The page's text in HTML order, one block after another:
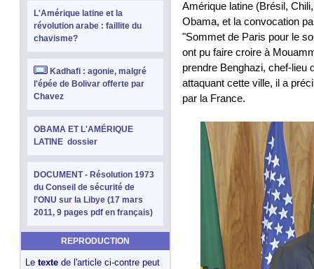
Amérique latine (Brésil,
Obama, et la convocation
"Sommet de Paris pour le
ont pu faire croire à
prendre Benghazi, chef-lieu
attaquant cette ville, il a
par la France.
L'Amérique latine et la
révolution arabe : faillite du
chavisme?
Kadhafi : agonie, malgré
l'épée de Bolivar offerte par
Chavez
OBAMA ET L'AMÉRIQUE
LATINE dossier
DOCUMENT - Résolution 1973
du Conseil de sécurité de
l'ONU sur la Libye (17 mars
2011, 9 pages pdf en français)
REPRODUCTION
Le textede l'article ci-contre peut